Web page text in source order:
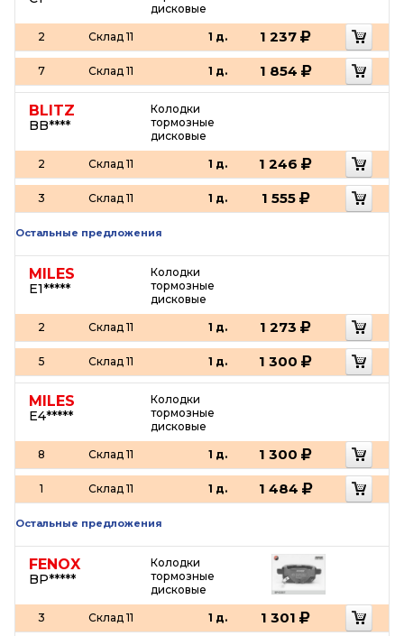
дисковые
2 Склад 11 1 д. 1 237
7 Склад 11 1 д. 1 854
BLITZ
BB****
Колодки
тормозные
дисковые
2 Склад 11 1 д. 1 246
3 Склад 11 1 д. 1 555
Остальные предложения
MILES
E1*****
Колодки
тормозные
дисковые
2 Склад 11 1 д. 1 273
5 Склад 11 1 д. 1 300
MILES
E4*****
Колодки
тормозные
дисковые
8 Склад 11 1 д. 1 300
1 Склад 11 1 д. 1 484
Остальные предложения
FENOX
BP*****
Колодки
тормозные
дисковые
3 Склад 11 1 д. 1 301